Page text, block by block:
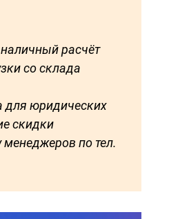
расчёт
со склада
для юридических
скидки
менеджеров по тел.